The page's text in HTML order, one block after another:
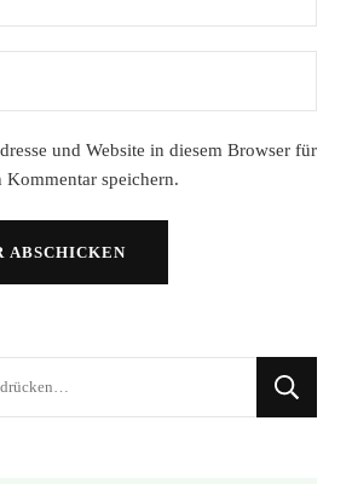
und Website in diesem Browser für
Kommentar speichern.